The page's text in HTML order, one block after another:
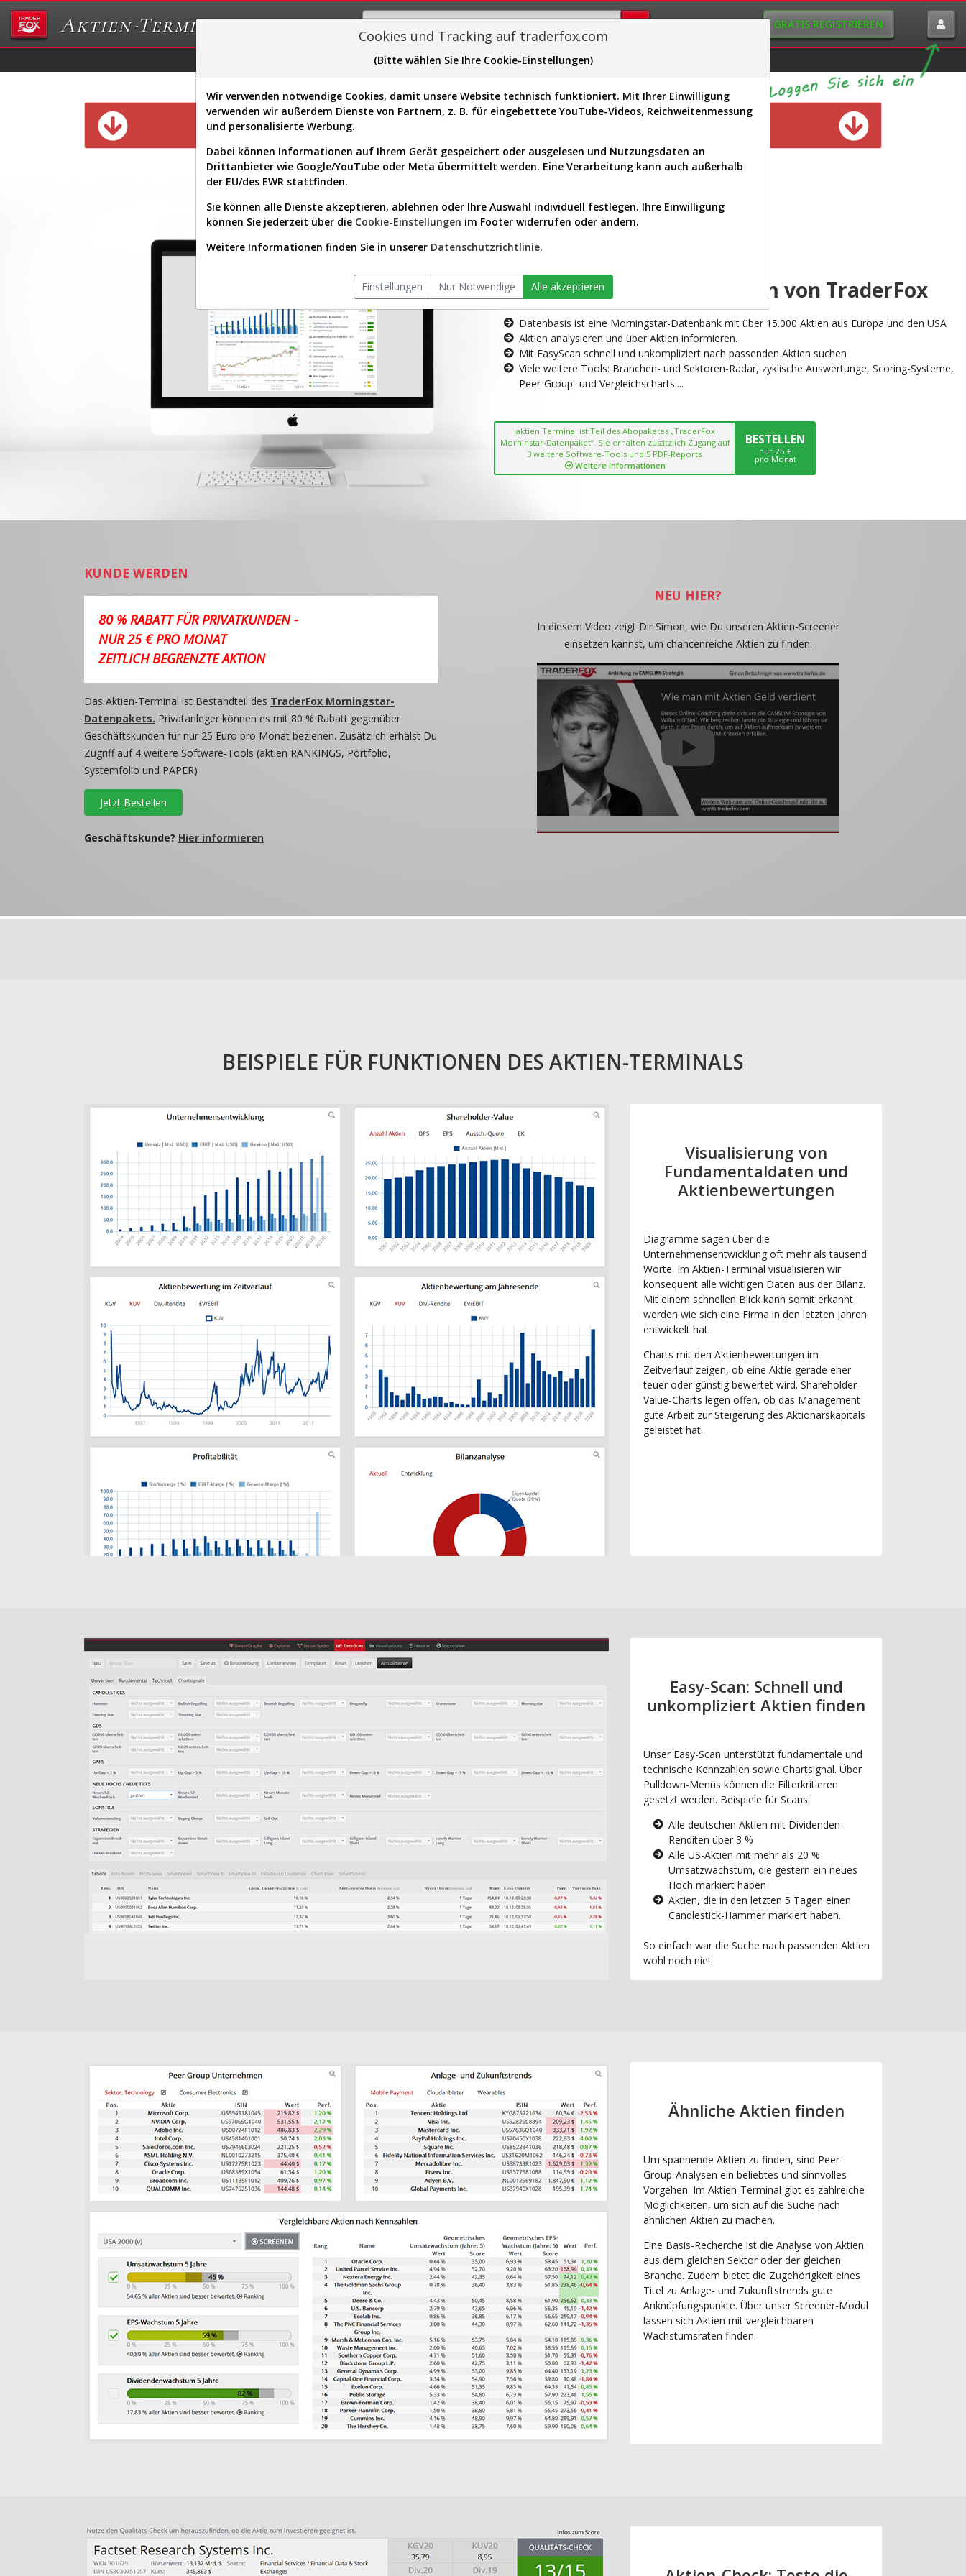
Aktien-Terminal GRATIS REGISTRIEREN
Sector-Spider Easy-Scan Visualizations
Diese Funktion ist nur für Premium-Kunden verfügbar
AKTIEN-TERMINAL
Die Aktienanalyse-Plattform von TraderFox
Datenbasis ist eine Morningstar-Datenbank mit über 15.000 Aktien aus Europa und den USA
Aktien analysieren und über Aktien informieren.
Mit EasyScan schnell und unkompliziert nach passenden Aktien suchen
Viele weitere Tools: Branchen- und Sektoren-Radar, zyklische Auswertunge, Scoring-Systeme,
Peer-Group- und Vergleichscharts....
aktien Terminal ist Teil des Abopaketes „TraderFox
Morninstar-Datenpaket“. Sie erhalten zusätzlich Zugang auf
3 weitere Software-Tools und 5 PDF-Reports.
Weitere Informationen
BESTELLEN
nur 25 €
pro Monat
KUNDE WERDEN
80 % RABATT FÜR PRIVATKUNDEN -
NUR 25 € PRO MONAT
ZEITLICH BEGRENZTE AKTION
Das Aktien-Terminal ist Bestandteil des TraderFox Morningstar-
Datenpakets. Privatanleger können es mit 80 % Rabatt gegenüber
Geschäftskunden für nur 25 Euro pro Monat beziehen. Zusätzlich erhälst Du
Zugriff auf 4 weitere Software-Tools (aktien RANKINGS, Portfolio,
Systemfolio und PAPER)
Jetzt Bestellen
Geschäftskunde? Hier informieren
NEU HIER?
In diesem Video zeigt Dir Simon, wie Du unseren Aktien-Screener
einsetzen kannst, um chancenreiche Aktien zu finden.
BEISPIELE FÜR FUNKTIONEN DES AKTIEN-TERMINALS
Visualisierung von
Fundamentaldaten und
Aktienbewertungen
Diagramme sagen über die
Unternehmensentwicklung oft mehr als tausend
Worte. Im Aktien-Terminal visualisieren wir
konsequent alle wichtigen Daten aus der Bilanz.
Mit einem schnellen Blick kann somit erkannt
werden wie sich eine Firma in den letzten Jahren
entwickelt hat.
Charts mit den Aktienbewertungen im
Zeitverlauf zeigen, ob eine Aktie gerade eher
teuer oder günstig bewertet wird. Shareholder-
Value-Charts legen offen, ob das Management
gute Arbeit zur Steigerung des Aktionärskapitals
geleistet hat.
Easy-Scan: Schnell und
unkompliziert Aktien finden
Unser Easy-Scan unterstützt fundamentale und
technische Kennzahlen sowie Chartsignal. Über
Pulldown-Menüs können die Filterkritieren
gesetzt werden. Beispiele für Scans:
Alle deutschen Aktien mit Dividenden-
Renditen über 3 %
Alle US-Aktien mit mehr als 20 %
Umsatzwachstum, die gestern ein neues
Hoch markiert haben
Aktien, die in den letzten 5 Tagen einen
Candlestick-Hammer markiert haben.
So einfach war die Suche nach passenden Aktien
wohl noch nie!
Ähnliche Aktien finden
Um spannende Aktien zu finden, sind Peer-
Group-Analysen ein beliebtes und sinnvolles
Vorgehen. Im Aktien-Terminal gibt es zahlreiche
Möglichkeiten, um sich auf die Suche nach
ähnlichen Aktien zu machen.
Eine Basis-Recherche ist die Analyse von Aktien
aus dem gleichen Sektor oder der gleichen
Branche. Zudem bietet die Zugehörigkeit eines
Titel zu Anlage- und Zukunftstrends gute
Anknüpfungspunkte. Über unser Screener-Modul
lassen sich Aktien mit vergleichbaren
Wachstumsraten finden.
Cookies und Tracking auf traderfox.com
(Bitte wählen Sie Ihre Cookie-Einstellungen)
Wir verwenden notwendige Cookies, damit unsere Website technisch funktioniert. Mit Ihrer Einwilligung
verwenden wir außerdem Dienste von Partnern, z. B. für eingebettete YouTube-Videos, Reichweitenmessung
und personalisierte Werbung.
Dabei können Informationen auf Ihrem Gerät gespeichert oder ausgelesen und Nutzungsdaten an
Drittanbieter wie Google/YouTube oder Meta übermittelt werden. Eine Verarbeitung kann auch außerhalb
der EU/des EWR stattfinden.
Sie können alle Dienste akzeptieren, ablehnen oder Ihre Auswahl individuell festlegen. Ihre Einwilligung
können Sie jederzeit über die Cookie-Einstellungen im Footer widerrufen oder ändern.
Weitere Informationen finden Sie in unserer Datenschutzrichtlinie.
Einstellungen Nur Notwendige Alle akzeptieren